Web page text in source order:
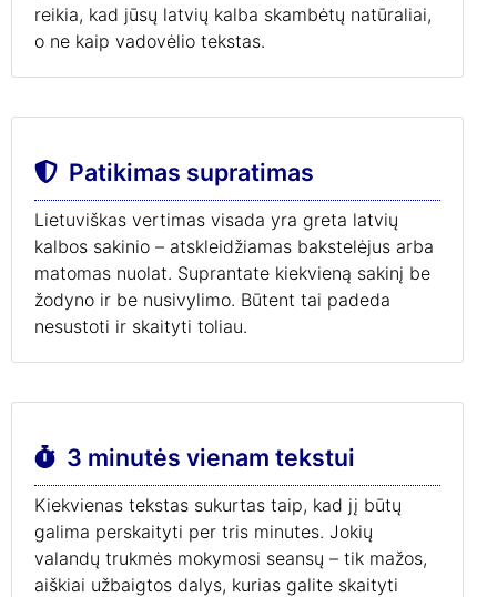
reikia, kad jūsų latvių kalba skambėtų natūraliai,
o ne kaip vadovėlio tekstas.
Patikimas supratimas
Lietuviškas vertimas visada yra greta latvių
kalbos sakinio – atskleidžiamas bakstelėjus arba
matomas nuolat. Suprantate kiekvieną sakinį be
žodyno ir be nusivylimo. Būtent tai padeda
nesustoti ir skaityti toliau.
3 minutės vienam tekstui
Kiekvienas tekstas sukurtas taip, kad jį būtų
galima perskaityti per tris minutes. Jokių
valandų trukmės mokymosi seansų – tik mažos,
aiškiai užbaigtos dalys, kurias galite skaityti